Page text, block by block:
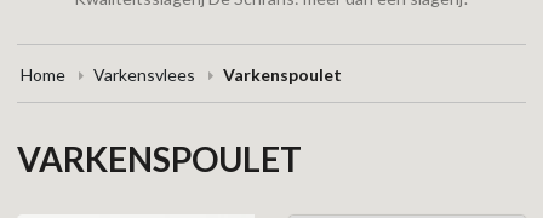
Home Varkensvlees Varkenspoulet
VARKENSPOULET